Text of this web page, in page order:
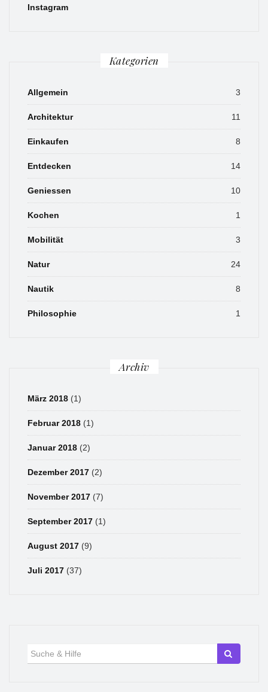
Instagram
Kategorien
Allgemein 3
Architektur 11
Einkaufen 8
Entdecken 14
Geniessen 10
Kochen 1
Mobilität 3
Natur 24
Nautik 8
Philosophie 1
Archiv
März 2018 (1)
Februar 2018 (1)
Januar 2018 (2)
Dezember 2017 (2)
November 2017 (7)
September 2017 (1)
August 2017 (9)
Juli 2017 (37)
für: